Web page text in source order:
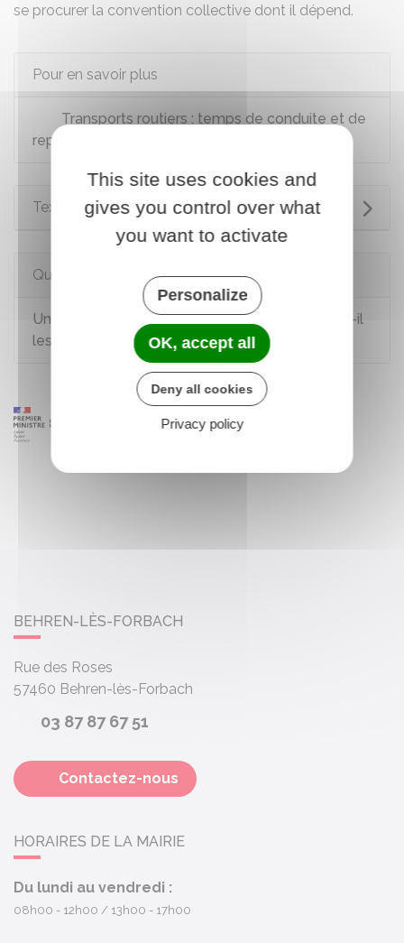
se procurer la convention collective dont il dépend.
Pour en savoir plus
Transports routiers : temps de conduite et de
repos (pour certains véhicules)
Textes de référence
Questions ? Réponses !
Un ressortissant européen salarié en France a-t-il
les mêmes droits qu'un salarié français ?
BEHREN-LÈS-FORBACH
Rue des Roses
57460 Behren-lès-Forbach
03 87 87 67 51
Contactez-nous
HORAIRES DE LA MAIRIE
Du lundi au vendredi :
08h00 - 12h00 13h00 - 17h00
This site uses cookies and
gives you control over what
you want to activate
Personalize
OK, accept all
Deny all cookies
Privacy policy